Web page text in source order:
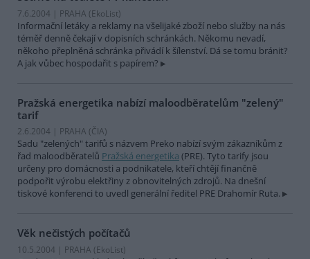
7.6.2004 | PRAHA (EkoList)
Informační letáky a reklamy na všelijaké zboží nebo služby na nás
téměř denně čekají v dopisních schránkách. Někomu nevadí,
někoho přeplněná schránka přivádí k šílenství. Dá se tomu bránit?
A jak vůbec hospodařit s papírem?
Pražská energetika nabízí maloodběratelům "zelený"
tarif
2.6.2004 | PRAHA (ČIA)
Sadu "zelených" tarifů s názvem Preko nabízí svým zákazníkům z
řad maloodběratelů Pražská energetika (PRE). Tyto tarify jsou
určeny pro domácnosti a podnikatele, kteří chtějí finančně
podpořit výrobu elektřiny z obnovitelných zdrojů. Na dnešní
tiskové konferenci to uvedl generální ředitel PRE Drahomír Ruta.
Věk nečistých počítačů
10.5.2004 | PRAHA (EkoList)